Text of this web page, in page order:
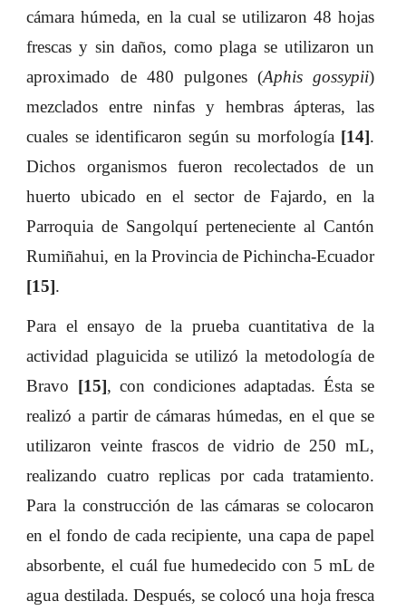
cámara húmeda, en la cual se utilizaron 48 hojas
frescas y sin daños, como plaga se utilizaron un
aproximado de 480 pulgones (Aphis gossypii)
mezclados entre ninfas y hembras ápteras, las
cuales se identificaron según su morfología [14].
Dichos organismos fueron recolectados de un
huerto ubicado en el sector de Fajardo, en la
Parroquia de Sangolquí perteneciente al Cantón
Rumiñahui, en la Provincia de Pichincha-Ecuador
[15].
Para el ensayo de la prueba cuantitativa de la
actividad plaguicida se utilizó la metodología de
Bravo [15], con condiciones adaptadas. Ésta se
realizó a partir de cámaras húmedas, en el que se
utilizaron veinte frascos de vidrio de 250 mL,
realizando cuatro replicas por cada tratamiento.
Para la construcción de las cámaras se colocaron
en el fondo de cada recipiente, una capa de papel
absorbente, el cuál fue humedecido con 5 mL de
agua destilada. Después, se colocó una hoja fresca